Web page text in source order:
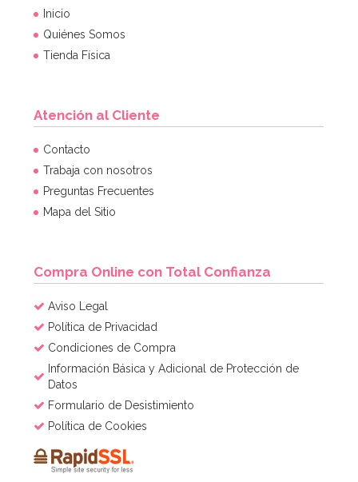
Inicio
Quiénes Somos
Tienda Física
Atención al Cliente
Contacto
Trabaja con nosotros
Preguntas Frecuentes
Mapa del Sitio
Compra Online con Total Confianza
Aviso Legal
Política de Privacidad
Condiciones de Compra
Información Básica y Adicional de Protección de
Datos
Formulario de Desistimiento
Política de Cookies